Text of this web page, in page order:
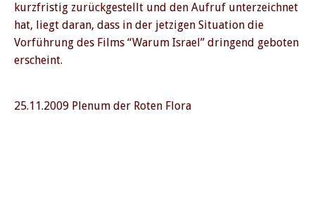
kurzfristig zurückgestellt und den Aufruf unterzeichnet
hat, liegt daran, dass in der jetzigen Situation die
Vorführung des Films “Warum Israel” dringend geboten
erscheint.
25.11.2009 Plenum der Roten Flora